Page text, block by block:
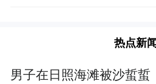
热点新闻
男子在日照海滩被沙蜇蜇